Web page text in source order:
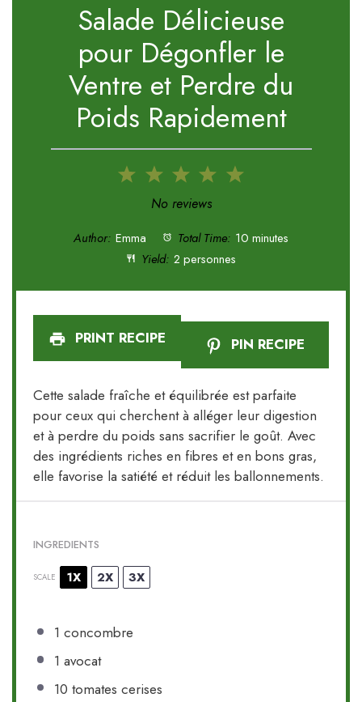
Salade Délicieuse
pour Dégonfler le
Ventre et Perdre du
Poids Rapidement
5
4
3
Stars
2
Stars
1
Star
No reviews
Author: Emma Total Time: 10 minutes
Yield: 2 personnes
PRINT RECIPE PIN RECIPE
Cette salade fraîche et équilibrée est parfaite
pour ceux qui cherchent à alléger leur digestion
et à perdre du poids sans sacrifier le goût. Avec
des ingrédients riches en fibres et en bons gras,
elle favorise la satiété et réduit les ballonnements.
INGREDIENTS
SCALE 1X 2X 3X
1 concombre
1 avocat
10 tomates cerises